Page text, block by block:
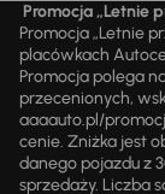
Promocja „Letnie
Promocja „Letnie
placówkach
Promocja polega
przecenionych,
aaaauto.pl/
cenie. Zniżka jest
danego pojazdu z
sprzedaży. Liczba